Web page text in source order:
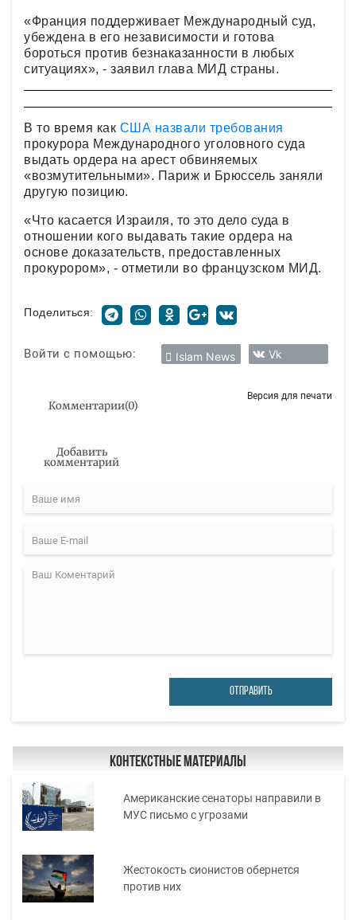
«Франция поддерживает Международный суд,
убеждена в его независимости и готова
бороться против безнаказанности в любых
ситуациях», - заявил глава МИД страны.
В то время как США назвали требования
прокурора Международного уголовного суда
выдать ордера на арест обвиняемых
«возмутительными». Париж и Брюссель заняли
другую позицию.
«Что касается Израиля, то это дело суда в
отношении кого выдавать такие ордера на
основе доказательств, предоставленных
прокурором», - отметили во французском МИД.
Поделиться:
Войти с помощью: Islam News Vk
Комментарии(0)
Версия для печати
Добавить
комментарий
ОТПРАВИТЬ
Контекстные материалы
Американские сенаторы направили в
МУС письмо с угрозами
Жестокость сионистов обернется
против них